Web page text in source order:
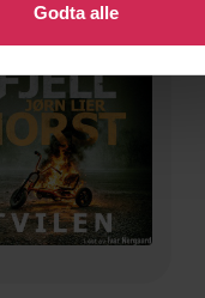
Godta alle